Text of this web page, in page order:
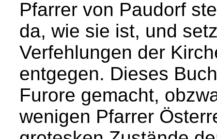
Pfarrer von Paudorf
da, wie sie ist, und
Verfehlungen der
entgegen. Dieses
Furore gemacht,
wenigen Pfarrer